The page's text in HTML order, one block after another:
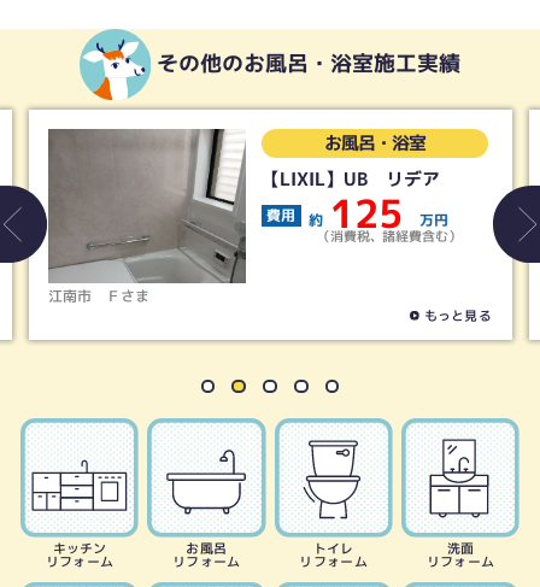
その他のお風呂・浴室施工実績
江南市 Ｆさま
お風呂・浴室
【LIXIL】UB リデア
費用 約 125 万円
（消費税、諸経費含む）
もっと見る
キッチン
リフォーム
お風呂
リフォーム
トイレ
リフォーム
洗面
リフォーム